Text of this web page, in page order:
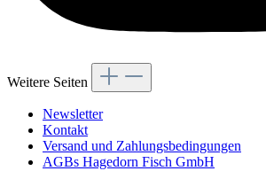
Weitere Seiten
Newsletter
Kontakt
Versand und Zahlungsbedingungen
AGBs Hagedorn Fisch GmbH